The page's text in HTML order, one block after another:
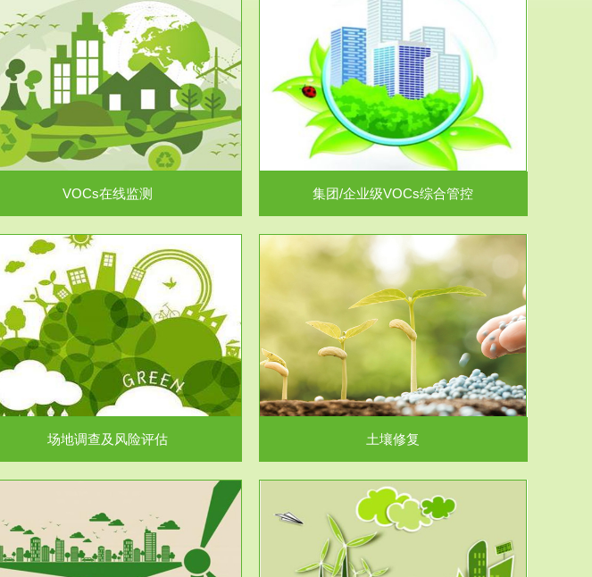
VOCs在线监测
服务范围
集团/企业级VOCs综合管控
进行VOCs管控，首先就要找到排放的源头，并
监测估算出排放量。企业...
集团/企业级VOCs综合管控
场地调查及风险评估
服务范围
土壤修复
土壤修复
服务范围